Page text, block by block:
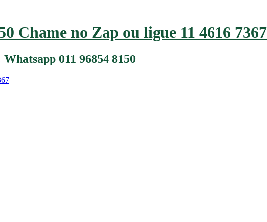
Chame no Zap ou ligue 11 4616 7367
011 96854 8150